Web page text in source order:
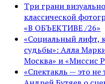
Три грани
классической
«В ОБЪЕКТИВЕ /26»
«Социальный лифт,
судьбы»: Алла
Москва» и «Миссис
«Спектакль — это